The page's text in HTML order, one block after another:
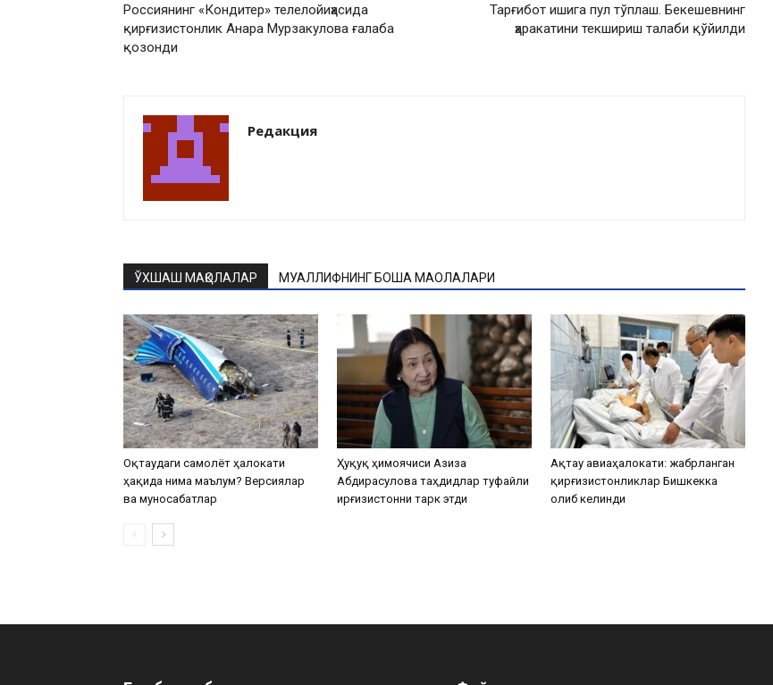
Россиянинг «Кондитер» телелойиҳасида
қирғизистонлик Анара Мурзакулова ғалаба
қозонди
Тарғибот ишига пул тўплаш. Бекешевнинг
ҳаракатини текшириш талаби қўйилди
Редакция
ЎХШАШ МАҚОЛАЛАР МУАЛЛИФНИНГ БОШҚА МАҚОЛАЛАРИ
Оқтаудаги самолёт ҳалокати
ҳақида нима маълум? Версиялар
ва муносабатлар
Ҳуқуқ ҳимоячиси Азиза
Абдирасулова таҳдидлар туфайли
Қирғизистонни тарк этди
Ақтау авиаҳалокати: жабрланган
қирғизистонликлар Бишкекка
олиб келинди